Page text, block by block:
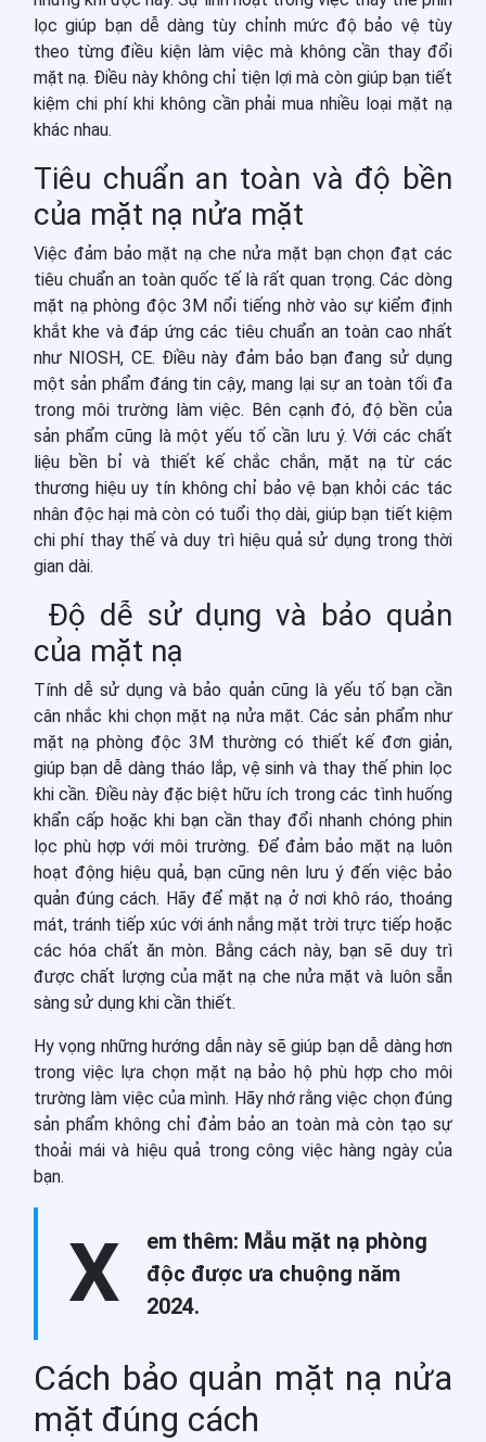
lọc giúp bạn dễ dàng tùy chỉnh mức độ bảo vệ tùy
theo từng điều kiện làm việc mà không cần thay đổi
mặt nạ. Điều này không chỉ tiện lợi mà còn giúp bạn tiết
kiệm chi phí khi không cần phải mua nhiều loại mặt nạ
khác nhau.
Tiêu chuẩn an toàn và độ bền
của mặt nạ nửa mặt
Việc đảm bảo mặt nạ che nửa mặt bạn chọn đạt các
tiêu chuẩn an toàn quốc tế là rất quan trọng. Các dòng
mặt nạ phòng độc 3M nổi tiếng nhờ vào sự kiểm định
khắt khe và đáp ứng các tiêu chuẩn an toàn cao nhất
như NIOSH, CE. Điều này đảm bảo bạn đang sử dụng
một sản phẩm đáng tin cậy, mang lại sự an toàn tối đa
trong môi trường làm việc. Bên cạnh đó, độ bền của
sản phẩm cũng là một yếu tố cần lưu ý. Với các chất
liệu bền bỉ và thiết kế chắc chắn, mặt nạ từ các
thương hiệu uy tín không chỉ bảo vệ bạn khỏi các tác
nhân độc hại mà còn có tuổi thọ dài, giúp bạn tiết kiệm
chi phí thay thế và duy trì hiệu quả sử dụng trong thời
gian dài.
Độ dễ sử dụng và bảo quản
của mặt nạ
Tính dễ sử dụng và bảo quản cũng là yếu tố bạn cần
cân nhắc khi chọn mặt nạ nửa mặt. Các sản phẩm như
mặt nạ phòng độc 3M thường có thiết kế đơn giản,
giúp bạn dễ dàng tháo lắp, vệ sinh và thay thế phin lọc
khi cần. Điều này đặc biệt hữu ích trong các tình huống
khẩn cấp hoặc khi bạn cần thay đổi nhanh chóng phin
lọc phù hợp với môi trường. Để đảm bảo mặt nạ luôn
hoạt động hiệu quả, bạn cũng nên lưu ý đến việc bảo
quản đúng cách. Hãy để mặt nạ ở nơi khô ráo, thoáng
mát, tránh tiếp xúc với ánh nắng mặt trời trực tiếp hoặc
các hóa chất ăn mòn. Bằng cách này, bạn sẽ duy trì
được chất lượng của mặt nạ che nửa mặt và luôn sẵn
sàng sử dụng khi cần thiết.
Hy vọng những hướng dẫn này sẽ giúp bạn dễ dàng hơn
trong việc lựa chọn mặt nạ bảo hộ phù hợp cho môi
trường làm việc của mình. Hãy nhớ rằng việc chọn đúng
sản phẩm không chỉ đảm bảo an toàn mà còn tạo sự
thoải mái và hiệu quả trong công việc hàng ngày của
bạn.
X em thêm: Mẫu mặt nạ phòng
độc được ưa chuộng năm
2024.
Cách bảo quản mặt nạ nửa
mặt đúng cách